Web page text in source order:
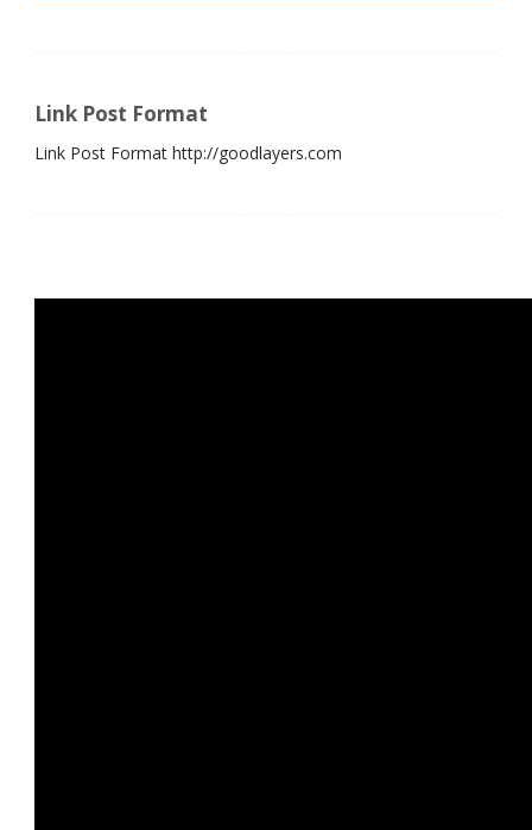
Link Post Format
Link Post Format http://goodlayers.com